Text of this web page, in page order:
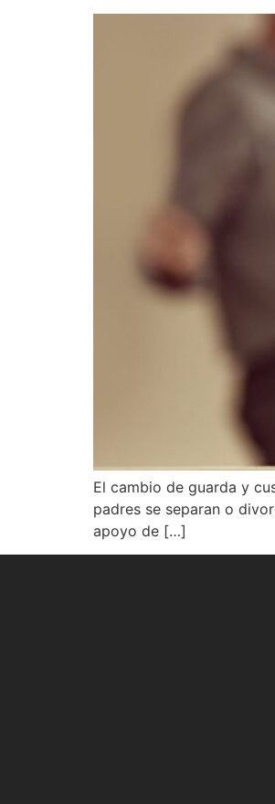
El cambio de guarda y
padres se separan o
apoyo de […]